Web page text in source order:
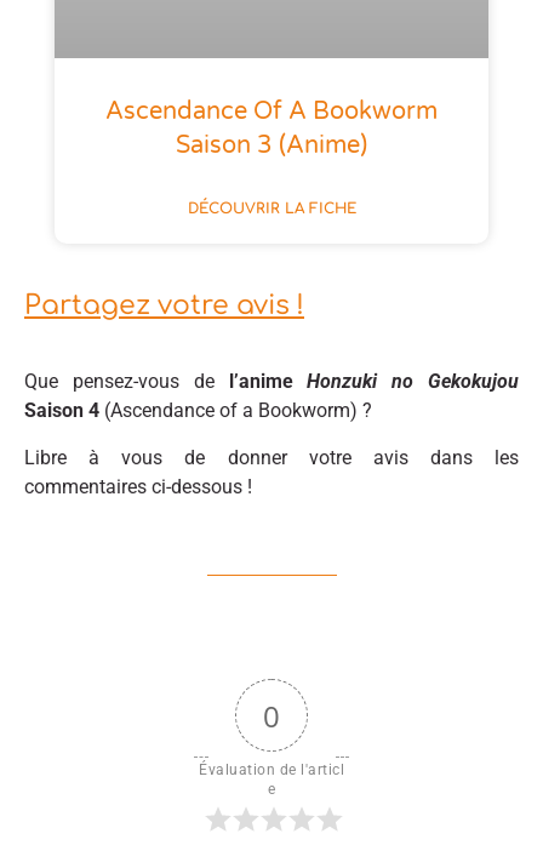
Ascendance Of A Bookworm
Saison 3 (anime)
DÉCOUVRIR LA FICHE
Partagez votre avis !
Que pensez-vous del’animeHonzuki no Gekokujou
Saison 4 (Ascendance of a Bookworm) ?
Libre à vous de donner votre avis dans les
commentaires ci-dessous !
0
Évaluation de l'articl
e